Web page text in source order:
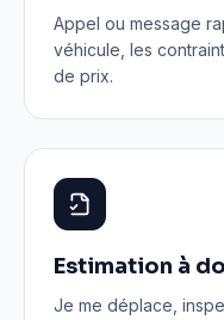
Appel ou message
véhicule, les
de prix.
Estimation à
Je me déplace,